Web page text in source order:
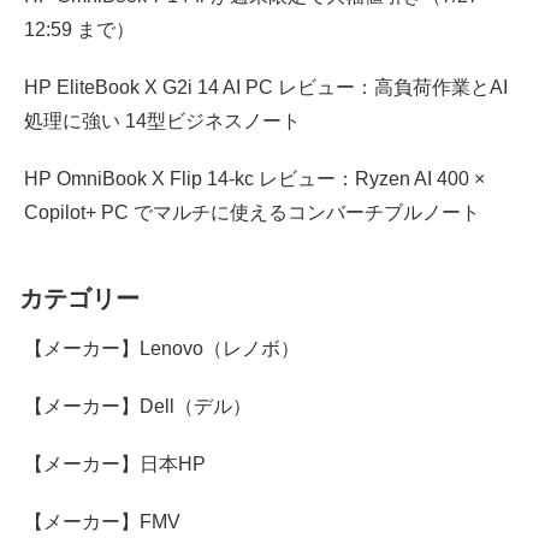
12:59 まで）
HP EliteBook X G2i 14 AI PC レビュー：高負荷作業とAI
処理に強い 14型ビジネスノート
HP OmniBook X Flip 14-kc レビュー：Ryzen AI 400 ×
Copilot+ PC でマルチに使えるコンバーチブルノート
カテゴリー
【メーカー】Lenovo（レノボ）
【メーカー】Dell（デル）
【メーカー】日本HP
【メーカー】FMV